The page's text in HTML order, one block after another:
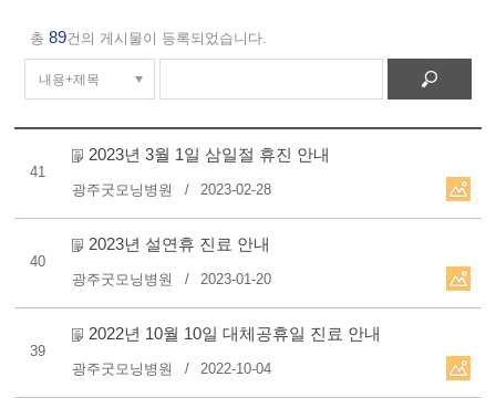
총89건의 게시물이 등록되었습니다.
41
2023년 3월 1일 삼일절 휴진 안내
광주굿모닝병원 2023-02-28
40
2023년 설연휴 진료 안내
광주굿모닝병원 2023-01-20
39
2022년 10월 10일 대체공휴일 진료 안내
광주굿모닝병원 2022-10-04